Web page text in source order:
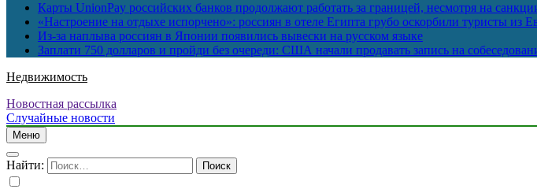
Карты UnionPay российских банков продолжают работать за границей, несмотря на
«Настроение на отдыхе испорчено»: россиян в отеле Египта грубо оскорбили туристы из
Из-за наплыва россиян в Японии появились вывески на русском языке
Заплати 750 долларов и пройди без очереди: США начали продавать запись на
Недвижимость
Новостная рассылка
Случайные новости
Меню
Найти: